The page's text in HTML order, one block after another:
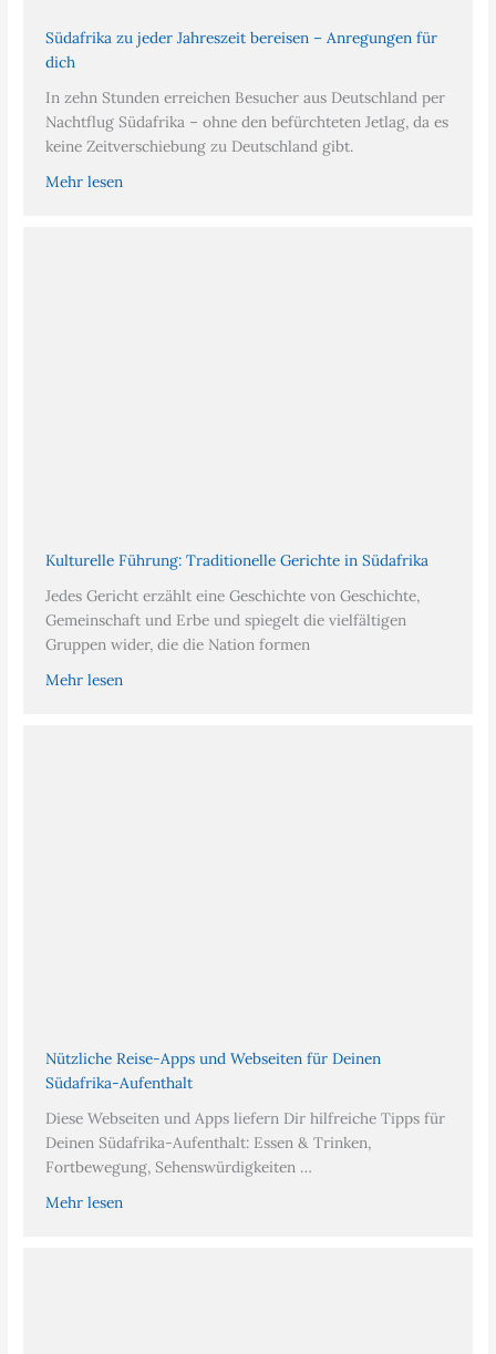
Südafrika zu jeder Jahreszeit bereisen – Anregungen für
dich
In zehn Stunden erreichen Besucher aus Deutschland per
Nachtflug Südafrika – ohne den befürchteten Jetlag, da es
keine Zeitverschiebung zu Deutschland gibt.
Mehr lesen
Kulturelle Führung: Traditionelle Gerichte in Südafrika
Jedes Gericht erzählt eine Geschichte von Geschichte,
Gemeinschaft und Erbe und spiegelt die vielfältigen
Gruppen wider, die die Nation formen
Mehr lesen
Nützliche Reise-Apps und Webseiten für Deinen
Südafrika-Aufenthalt
Diese Webseiten und Apps liefern Dir hilfreiche Tipps für
Deinen Südafrika-Aufenthalt: Essen & Trinken,
Fortbewegung, Sehenswürdigkeiten …
Mehr lesen